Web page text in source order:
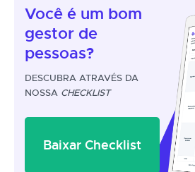
Você é um bom
gestor de
pessoas?
DESCUBRA ATRAVÉS DA
NOSSA CHECKLIST
Baixar Checklist